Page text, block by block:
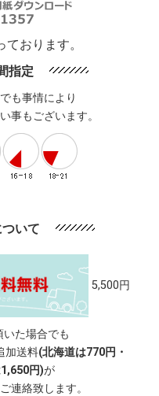
おります。
指定
も事情により
事もございます。
いて
5,500円
た場合でも
加送料(北海道は770円・
円)が
連絡致します。